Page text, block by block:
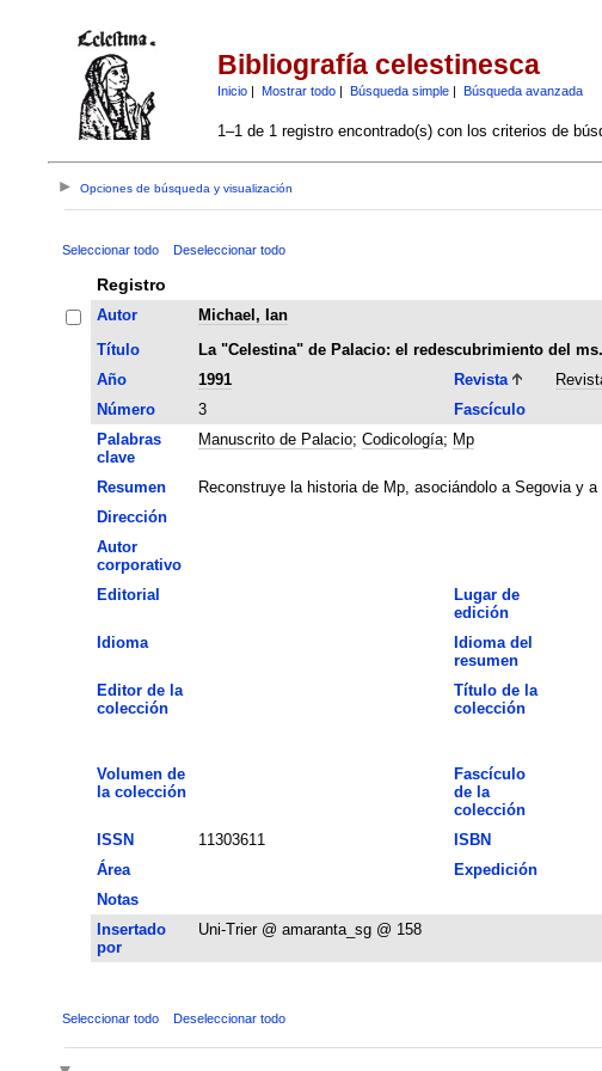
Bibliografía celestinesca
Inicio| Mostrar todo| Búsqueda simple| Búsqueda avanzada
1–1 de 1 registro encontrado(s) con los criterios de
Opciones de búsqueda y visualización
Seleccionar todo Deseleccionar todo
Registro
Autor
Michael, Ian
Título
La "Celestina" de Palacio: el redescubrimiento del
Año
1991 Revista
Número
3 Fascículo
Palabras
clave
Manuscrito de Palacio; Codicología; Mp
Resumen
Reconstruye la historia de Mp, asociándolo a Segovia y a
Dirección
Autor
corporativo
Editorial
Lugar de
edición
Idioma
Idioma del
resumen
Editor de la
colección
Título de la
colección
Volumen de
la colección
Fascículo
de la
colección
ISSN 11303611 ISBN
Área
Expedición
Notas
Insertado
por
Uni-Trier @ amaranta_sg @ 158
Seleccionar todo Deseleccionar todo